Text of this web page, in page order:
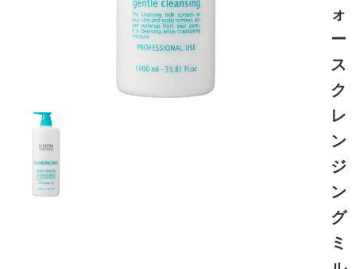
ォ
ー
ス
ク
レ
ン
ジ
ン
グ
ミ